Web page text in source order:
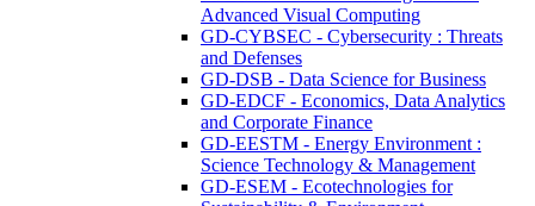
Advanced Visual Computing
GD-CYBSEC - Cybersecurity : Threats
and Defenses
GD-DSB - Data Science for Business
GD-EDCF - Economics, Data Analytics
and Corporate Finance
GD-EESTM - Energy Environment :
Science Technology & Management
GD-ESEM - Ecotechnologies for